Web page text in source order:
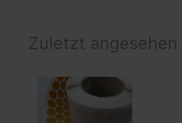
Zuletzt angesehen